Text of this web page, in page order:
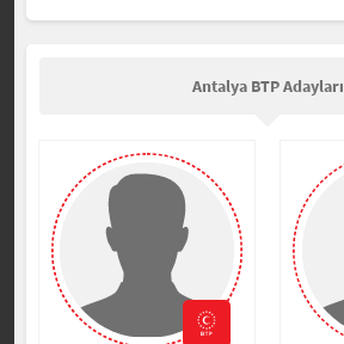
Antalya BTP Adayları